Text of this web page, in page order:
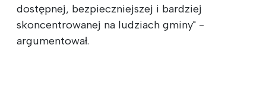
dostępnej, bezpieczniejszej i bardziej
skoncentrowanej na ludziach gminy" -
argumentował.